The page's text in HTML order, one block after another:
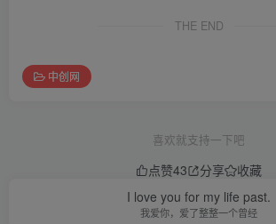
THE END
中创网
喜欢就支持一下吧
点赞43 分享
收藏
I love you for my life past.
我爱你，爱了整整一个曾经